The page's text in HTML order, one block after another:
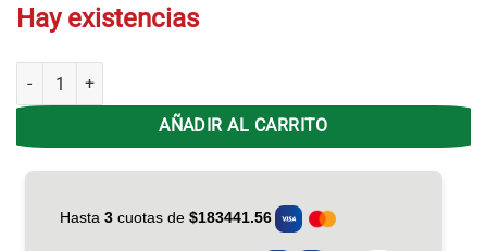
Hay existencias
Cocina Morelli Acero EX 550 2 H MultiGrill - 55cm 16374 cantidad
AÑADIR AL CARRITO